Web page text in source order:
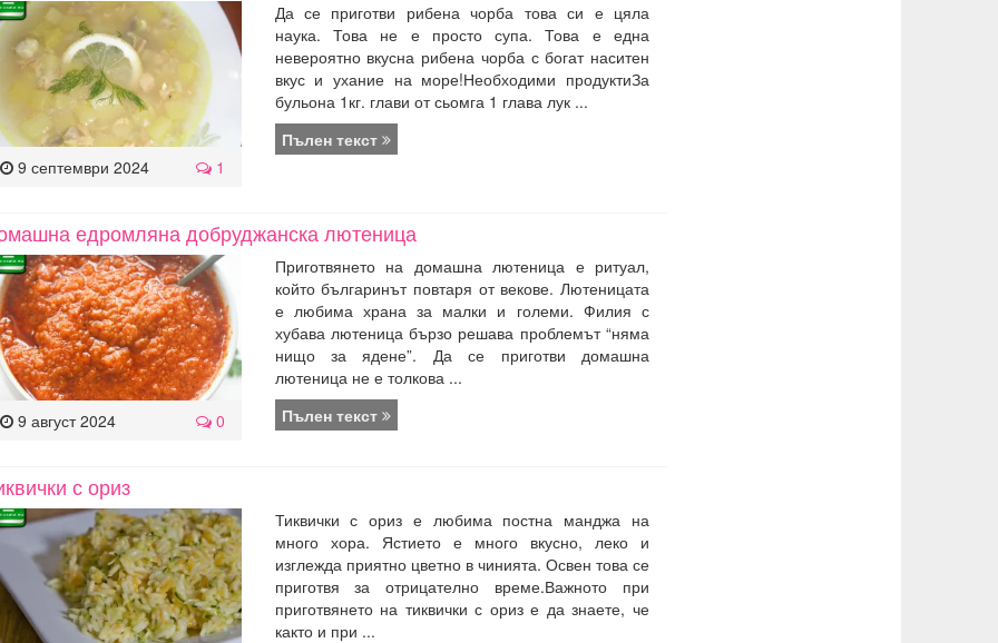
9 септември 2024 1
Да се приготви рибена чорба това си е цяла
наука. Това не е просто супа. Това е една
невероятно вкусна рибена чорба с богат наситен
вкус и ухание на море!Необходими продуктиЗа
бульона 1кг. глави от сьомга 1 глава лук ...
Пълен текст
едромляна добруджанска лютеница
9 август 2024 0
Приготвянето на домашна лютеница е ритуал,
който българинът повтаря от векове. Лютеницата
е любима храна за малки и големи. Филия с
хубава лютеница бързо решава проблемът “няма
нищо за ядене”. Да се приготви домашна
лютеница не е толкова ...
Пълен текст
с ориз
Тиквички с ориз е любима постна манджа на
много хора. Ястието е много вкусно, леко и
изглежда приятно цветно в чинията. Освен това се
приготвя за отрицателно време.Важното при
приготвянето на тиквички с ориз е да знаете, че
както и при ...